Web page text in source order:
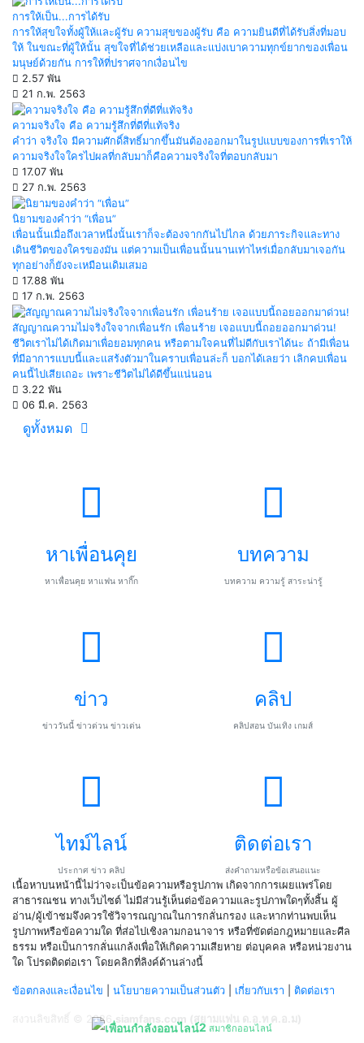
การให้เป็น...การได้รับ
การให้สุขใจทั้งผู้ให้และผู้รับ ความสุขของผู้รับ คือ ความยินดีที่ได้รับสิ่งที่มอบ
ให้ ในขณะที่ผู้ให้นั้น สุขใจที่ได้ช่วยเหลือและแบ่งเบาความทุกข์ยากของเพื่อน
มนุษย์ด้วยกัน การให้ที่ปราศจากเงื่อนไข
2.57 พัน
21 ก.พ. 2563
ความจริงใจ คือ ความรู้สึกที่ดีที่แท้จริง
คำว่า จริงใจ มีความศักดิ์สิทธิ์มากขึ้นมันต้องออกมาในรูปแบบของการที่เราให้
ความจริงใจใครไปผลที่กลับมาก็คือความจริงใจที่ตอบกลับมา
17.07 พัน
27 ก.พ. 2563
นิยามของคำว่า “เพื่อน”
เพื่อนนั้นเมื่อถึงเวลาหนึ่งนั้นเราก็จะต้องจากกันไปไกล ด้วยภาระกิจและทาง
เดินชีวิตของใครของมัน แต่ความเป็นเพื่อนนั้นนานเท่าไหร่เมื่อกลับมาเจอกัน
ทุกอย่างก็ยังจะเหมือนเดิมเสมอ
17.88 พัน
17 ก.พ. 2563
สัญญาณความไม่จริงใจจากเพื่อนรัก เพื่อนร้าย เจอแบบนี้ถอยออกมาด่วน!
ชีวิตเราไม่ได้เกิดมาเพื่อยอมทุกคน หรือตามใจคนที่ไม่ดีกับเราได้นะ ถ้ามีเพื่อน
ที่มีอาการแบบนี้และแสร้งตัวมาในคราบเพื่อนล่ะก็ บอกได้เลยว่า เลิกคบเพื่อน
คนนี้ไปเสียเถอะ เพราะชีวิตไม่ได้ดีขึ้นแน่นอน
3.22 พัน
06 มี.ค. 2563
ดูทั้งหมด
2 สมาชิกออนไลน์
หาเพื่อนคุย
หาเพื่อนคุย หาแฟน หากิ๊ก
บทความ
บทความ ความรู้ สาระน่ารู้
ข่าว
ข่าววันนี้ ข่าวด่วน ข่าวเด่น
คลิป
คลิปสอน บันเทิง เกมส์
ไทม์ไลน์
ประกาศ ข่าว คลิป
ติดต่อเรา
ส่งคำถามหรือข้อเสนอแนะ
เนื้อหาบนหน้านี้ไม่ว่าจะเป็นข้อความหรือรูปภาพ เกิดจากการเผยแพร่โดย
สาธารณชน ทางเว็บไซต์ ไม่มีส่วนรู้เห็นต่อข้อความและรูปภาพใดๆทั้งสิ้น ผู้
อ่าน/ผู้เข้าชมจึงควรใช้วิจารณญาณในการกลั่นกรอง และหากท่านพบเห็น
รูปภาพหรือข้อความใด ที่ส่อไปเชิงลามกอนาจาร หรือที่ขัดต่อกฎหมายและศีล
ธรรม หรือเป็นการกลั่นแกล้งเพื่อให้เกิดความเสียหาย ต่อบุคคล หรือหน่วยงาน
ใด โปรดติดต่อเรา โดยคลิกที่ลิงค์ด้านล่างนี้
ข้อตกลงและเงื่อนไข นโยบายความเป็นส่วนตัว เกี่ยวกับเรา ติดต่อเรา
สงวนลิขสิทธิ์ © 2026 siamfans.com (สยามแฟน ด.อ.ท ค.อ.ม)